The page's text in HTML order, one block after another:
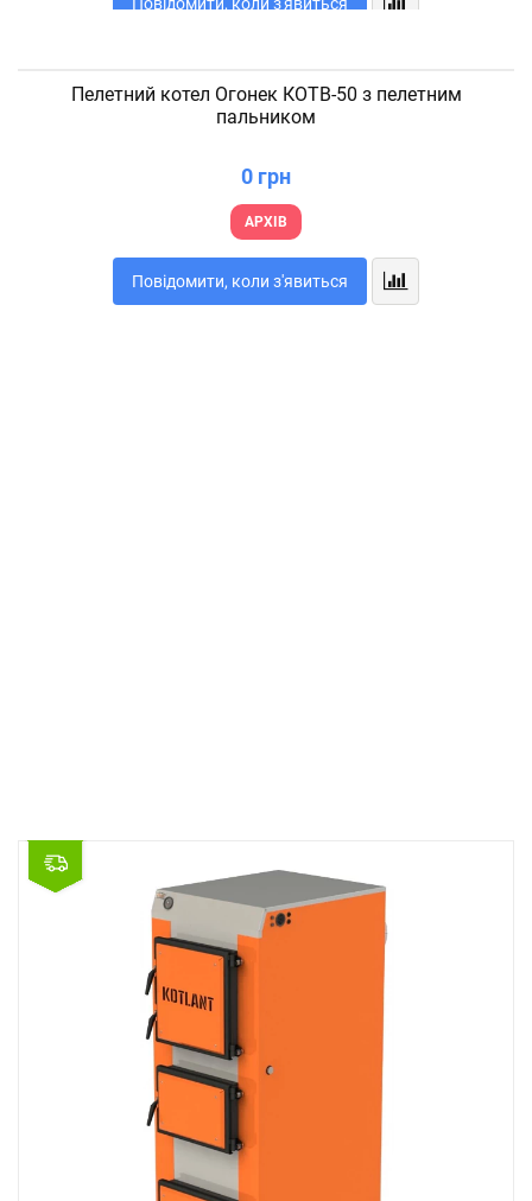
Пелетний котел Огонек КОТВ-50 з пелетним
пальником
0 грн
АРХІВ
Повідомити, коли з'явиться